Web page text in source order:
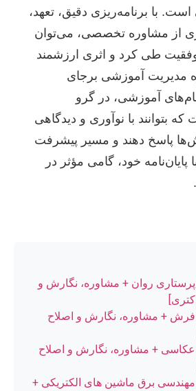
با برنامه‌ریزی دقیق، تعهد،
از مشاوره تخصصی، می‌توان
طی کرد و اثری ارزشمند
مدیریت آموزشی برجای
آموزشی، در گرو
بتوانند با نوآوری و دیدگاهی
پاسخ دهند و مسیر پیشرفت
پایان‌نامه خود، گامی مؤثر در
پرستاری روان + مشاوره، نگارش و
فرش + مشاوره، نگارش و اصلاح
عکاسی + مشاوره، نگارش و اصلاح
مهندسی برق ماشین های الکتریکی +